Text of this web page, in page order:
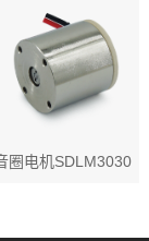
圈电机SDLM3030